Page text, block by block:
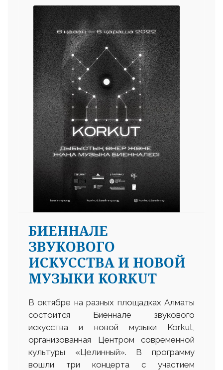
БИЕННАЛЕ
ЗВУКОВОГО
ИСКУССТВА И НОВОЙ
МУЗЫКИ KORKUT
В октябре на разных площадках Алматы
состоится Биеннале звукового
искусства и новой музыки Korkut,
организованная Центром современной
культуры «Целинный». В программу
вошли три концерта с участием